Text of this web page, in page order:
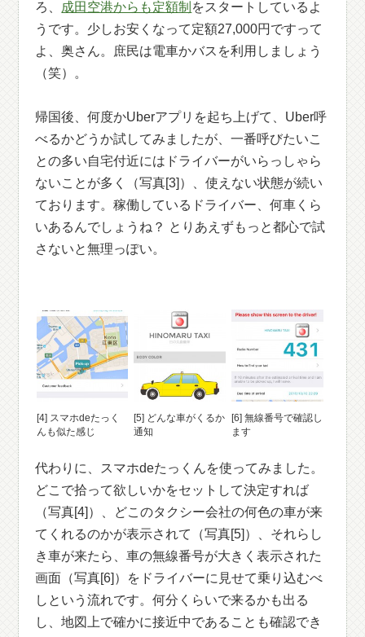
ろ、 成田空港からも定額制 をスタートしているよ
うです。少しお安くなって定額27,000円ですって
よ、奥さん。庶民は電車かバスを利用しましょう
（笑）。
帰国後、何度かUberアプリを起ち上げて、Uber呼
べるかどうか試してみましたが、一番呼びたいこ
との多い自宅付近にはドライバーがいらっしゃら
ないことが多く（写真[3]）、使えない状態が続い
ております。稼働しているドライバー、何車くら
いあるんでしょうね？ とりあえずもっと都心で試
さないと無理っぽい。
[4] スマホdeたっく
んも似た感じ
[5] どんな車がくるか
通知
[6] 無線番号で確認し
ます
代わりに、スマホdeたっくんを使ってみました。
どこで拾って欲しいかをセットして決定すれば
（写真[4]）、どこのタクシー会社の何色の車が来
てくれるのかが表示されて（写真[5]）、それらし
き車が来たら、車の無線番号が大きく表示された
画面（写真[6]）をドライバーに見せて乗り込むべ
しという流れです。何分くらいで来るかも出る
し、地図上で確かに接近中であることも確認でき